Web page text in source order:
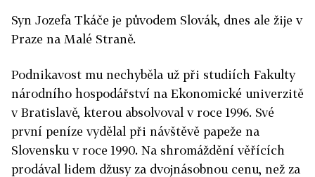
Syn Jozefa Tkáče je původem Slovák, dnes ale žije v
Praze na Malé Straně.
Podnikavost mu nechyběla už při studiích Fakulty
národního hospodářství na Ekonomické univerzitě
v Bratislavě, kterou absolvoval v roce 1996. Své
první peníze vydělal při návštěvě papeže na
Slovensku v roce 1990. Na shromáždění věřících
prodával lidem džusy za dvojnásobnou cenu, než za